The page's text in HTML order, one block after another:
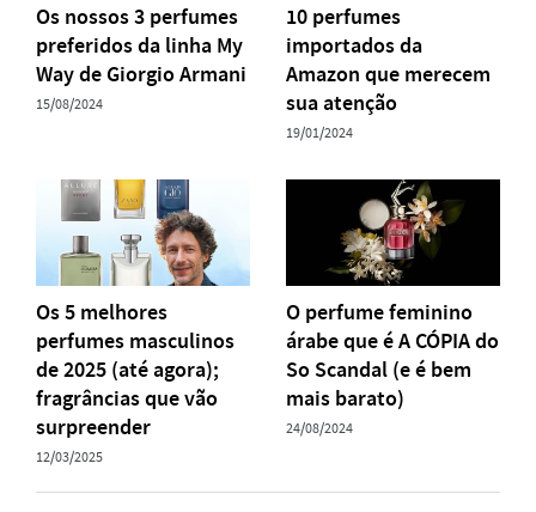
Os nossos 3 perfumes
preferidos da linha My
Way de Giorgio Armani
15/08/2024
10 perfumes
importados da
Amazon que merecem
sua atenção
19/01/2024
Os 5 melhores
perfumes masculinos
de 2025 (até agora);
fragrâncias que vão
surpreender
12/03/2025
O perfume feminino
árabe que é A CÓPIA do
So Scandal (e é bem
mais barato)
24/08/2024